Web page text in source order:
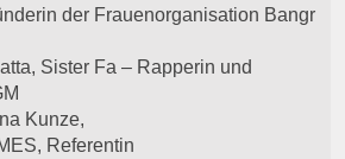
der Frauenorganisation Bangr
Sister Fa – Rapperin und
Kunze,
Referentin